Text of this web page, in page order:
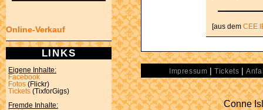
Online-Verkauf
LINKS
Eigene Inhalte:
Facebook
Fotos (Flickr)
Tickets (TixforGigs)
Fremde Inhalte:
[aus dem CEE
Impressum | Tickets |
Conne